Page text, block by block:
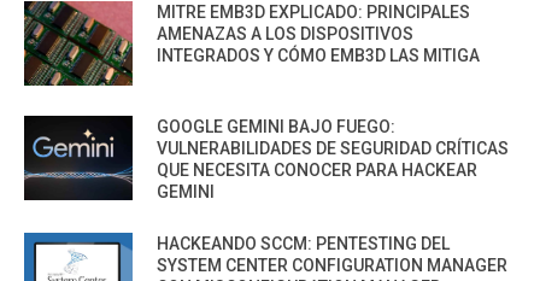
MITRE EMB3D EXPLICADO: PRINCIPALES
AMENAZAS A LOS DISPOSITIVOS
INTEGRADOS Y CÓMO EMB3D LAS MITIGA
GOOGLE GEMINI BAJO FUEGO:
VULNERABILIDADES DE SEGURIDAD CRÍTICAS
QUE NECESITA CONOCER PARA HACKEAR
GEMINI
HACKEANDO SCCM: PENTESTING DEL
SYSTEM CENTER CONFIGURATION MANAGER